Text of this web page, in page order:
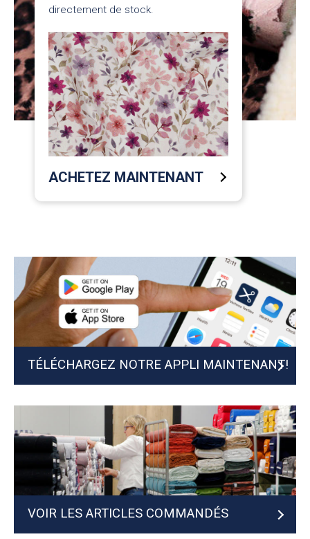
directement de stock.
ACHETEZ MAINTENANT
TÉLÉCHARGEZ NOTRE APPLI MAINTENANT!
VOIR LES ARTICLES COMMANDÉS